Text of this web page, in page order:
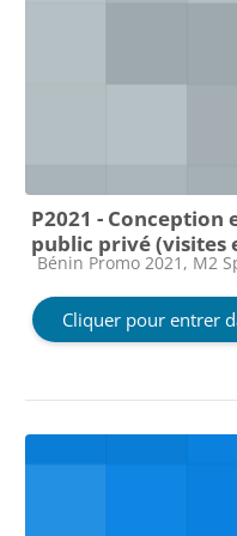
P2021 -
public privé (visites
Catégorie de cours
Bénin Promo 2021, M2
Cliquer pour entrer